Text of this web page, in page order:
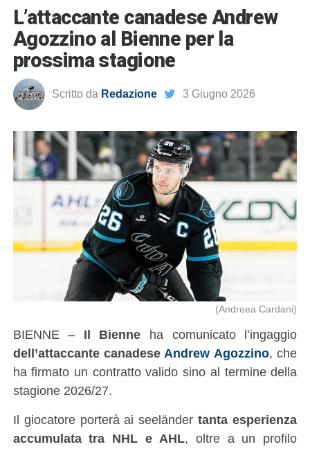
L’attaccante canadese Andrew
Agozzino al Bienne per la
prossima stagione
Scritto da Redazione 3 Giugno 2026
(Andreea Cardani)
BIENNE – Il Bienne ha comunicato l’ingaggio
dell’attaccante canadeseAndrew Agozzino, che
ha firmato un contratto valido sino al termine della
stagione 2026/27.
Il giocatore porterà ai seeländertanta esperienza
accumulata tra NHL e AHL, oltre a un profilo